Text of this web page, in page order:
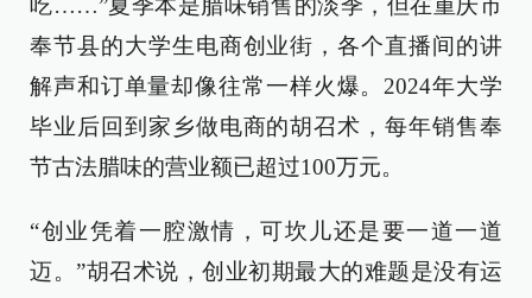
吃……”夏季本是腊味销售的淡季，但在重庆市
奉节县的大学生电商创业街，各个直播间的讲
解声和订单量却像往常一样火爆。2024年大学
毕业后回到家乡做电商的胡召术，每年销售奉
节古法腊味的营业额已超过100万元。
“创业凭着一腔激情，可坎儿还是要一道一道
迈。”胡召术说，创业初期最大的难题是没有运